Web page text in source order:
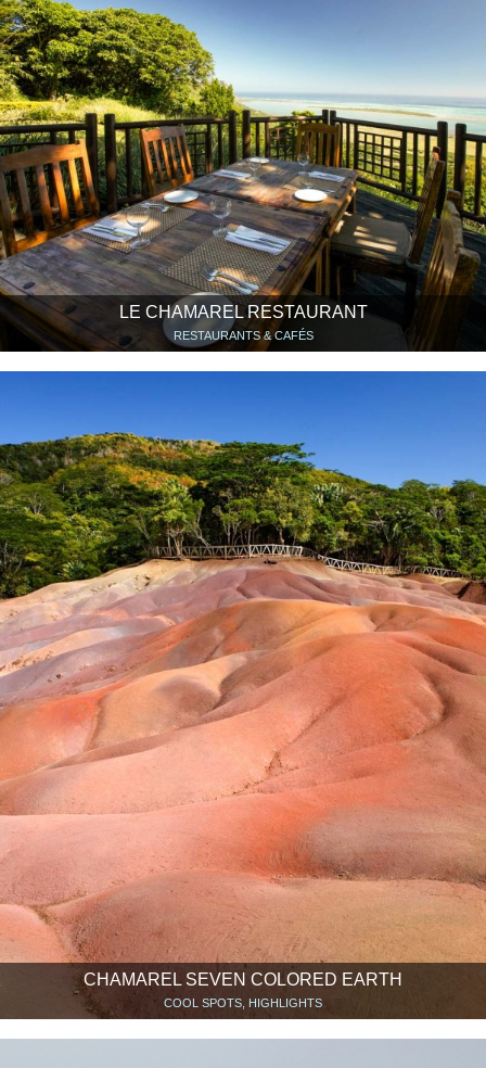
LE CHAMAREL RESTAURANT
RESTAURANTS & CAFÉS
CHAMAREL SEVEN COLORED EARTH
COOL SPOTS, HIGHLIGHTS